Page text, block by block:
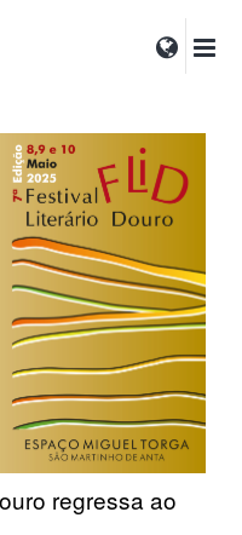
regressa ao